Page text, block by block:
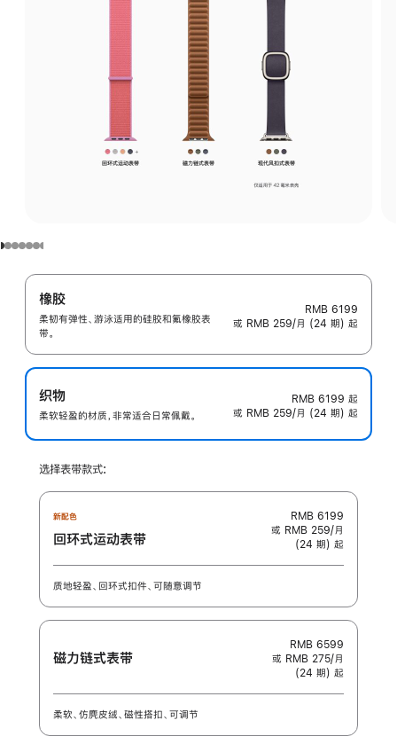
橡胶
柔韧有弹性、游泳适用的硅胶和氟橡胶表
带。
RMB 6199
或 RMB 259/月 (24 期) 起
织物
柔软轻盈的材质，非常适合日常佩戴。
RMB 6199 起
或 RMB 259/月 (24 期) 起
选择表带款式:
新配色
回环式运动表带
RMB 6199
或 RMB 259/月
(24 期) 起
质地轻盈、回环式扣件、可随意调节
磁力链式表带
RMB 6599
或 RMB 275/月
(24 期) 起
柔软、仿麂皮绒、磁性搭扣、可调节